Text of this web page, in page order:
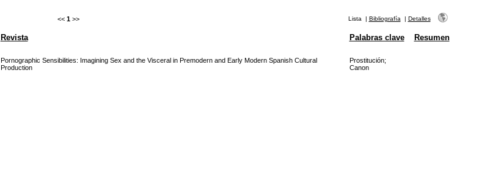
<< 1 >> Lista | Bibliografía | Detalles
Revista Palabras clave Resumen
Pornographic Sensibilities: Imagining Sex and the Visceral in Premodern and Early Modern Spanish Cultural
Production
Prostitución;
Canon